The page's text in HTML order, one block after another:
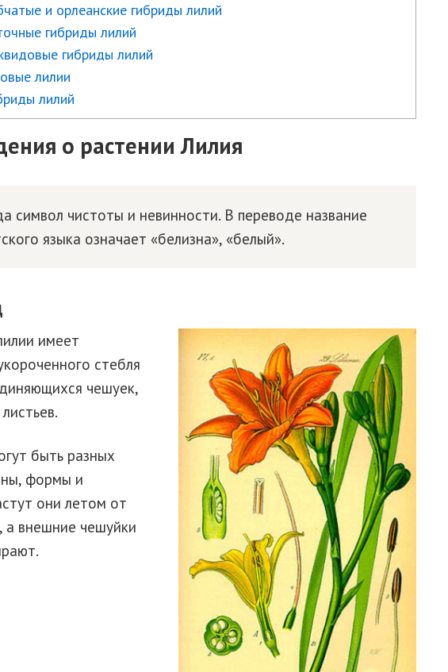
и орлеанские гибриды лилий
гибриды лилий
гибриды лилий
лилии
лилий
о растении Лилия
символ чистоты и невинности. В переводе название
языка означает «белизна», «белый».
имеет
стебля
чешуек,
быть разных
формы и
они летом от
а внешние чешуйки